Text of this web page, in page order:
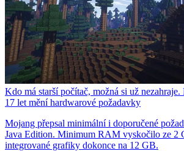
Kdo má starší počítač, možná si už
17 let mění hardwarové požadavky
Mojang přepsal minimální i doporučené
Java Edition. Minimum RAM vyskočilo ze 2
integrované grafiky dokonce na 12 GB.